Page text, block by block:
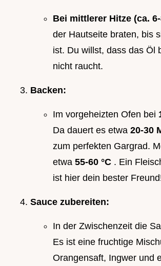
Bei mittlerer Hitze (ca.
der Hautseite braten, bis
ist. Du willst, dass das Öl
nicht raucht.
Backen:
Im vorgeheizten Ofen bei
Da dauert es etwa 20-30
zum perfekten Gargrad.
etwa 55-60 °C . Ein
ist hier dein bester
Sauce zubereiten:
In der Zwischenzeit die
Es ist eine fruchtige
Orangensaft, Ingwer und